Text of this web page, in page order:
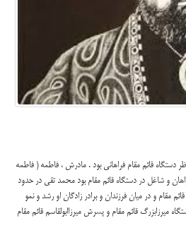
دستگاه قائم مقام فراهانی بود . مادرش ، فاطمه ( فاطمه
و شاغل در دستگاه قائم مقام بود محمد تقی در حدود
قائم مقام و در میان فرزندان و برادر زادگان او رشد و نمو
میرزابزرگ قائم مقام و پسرش میرزاابولقاسم قائم مقام